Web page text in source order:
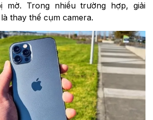
mờ. Trong nhiều trường hợp, giải
thay thế cụm camera.